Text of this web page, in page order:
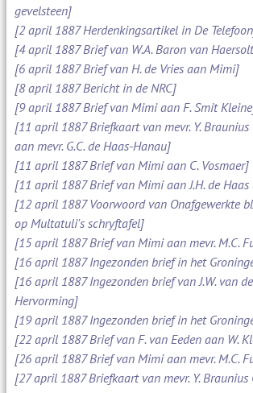
gevelsteen]
[2 april 1887 Herdenkingsartikel in De
[4 april 1887 Brief van W.A. Baron van
[6 april 1887 Brief van H. de Vries aan Mimi]
[8 april 1887 Bericht in de NRC]
[9 april 1887 Brief van Mimi aan F. Smit
[11 april 1887 Briefkaart van mevr. Y.
aan mevr. G.C. de Haas-Hanau]
[11 april 1887 Brief van Mimi aan C. Vosmaer]
[11 april 1887 Brief van Mimi aan J.H. de
[12 april 1887 Voorwoord van Onafgewerkte
op Multatuli's schryftafel]
[15 april 1887 Brief van Mimi aan mevr. M.C.
[16 april 1887 Ingezonden brief in het
[16 april 1887 Ingezonden brief van J.W. van
Hervorming]
[19 april 1887 Ingezonden brief in het
[22 april 1887 Brief van F. van Eeden aan W.
[26 april 1887 Brief van Mimi aan mevr. M.C.
[27 april 1887 Briefkaart van mevr. Y. Braunius